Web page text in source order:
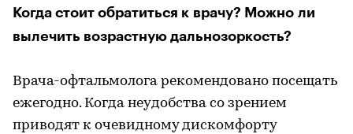
Когда стоит обратиться к врачу? Можно ли
вылечить возрастную дальнозоркость?
Врача-офтальмолога рекомендовано посещать
ежегодно. Когда неудобства со зрением
приводят к очевидному дискомфорту